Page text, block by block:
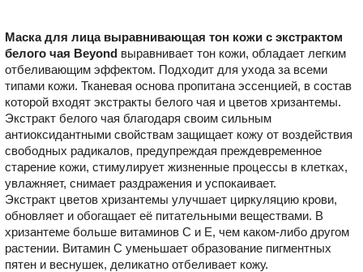
Маска для лица выравнивающая тон кожи с экстрактом
белого чая Beyond выравнивает тон кожи, обладает легким
отбеливающим эффектом. Подходит для ухода за всеми
типами кожи. Тканевая основа пропитана эссенцией, в состав
которой входят экстракты белого чая и цветов хризантемы.
Экстракт белого чая благодаря своим сильным
антиоксидантными свойствам защищает кожу от воздействия
свободных радикалов, предупреждая преждевременное
старение кожи, стимулирует жизненные процессы в клетках,
увлажняет, снимает раздражения и успокаивает.
Экстракт цветов хризантемы улучшает циркуляцию крови,
обновляет и обогащает её питательными веществами. В
хризантеме больше витаминов С и Е, чем каком-либо другом
растении. Витамин С уменьшает образование пигментных
пятен и веснушек, деликатно отбеливает кожу.